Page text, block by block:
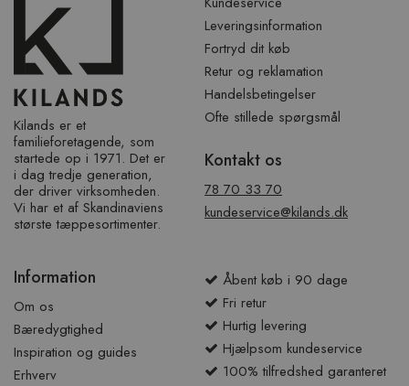
Kilands er et
familieforetagende, som
startede op i 1971. Det er
i dag tredje generation,
der driver virksomheden.
Vi har et af ​​Skandinaviens
største tæppesortimenter.
Leveringsinformation
Fortryd dit køb
Retur og reklamation
Handelsbetingelser
Ofte stillede spørgsmål
Kontakt os
78 70 33 70
kundeservice@kilands.dk
Information
Om os
Bæredygtighed
Inspiration og guides
Erhverv
Åbent køb i 90 dage
Fri retur
Hurtig levering
Hjælpsom kundeservice
100% tilfredshed garanteret